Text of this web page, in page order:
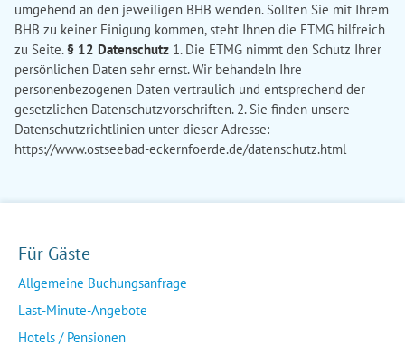
umgehend an den jeweiligen BHB wenden. Sollten Sie mit Ihrem
BHB zu keiner Einigung kommen, steht Ihnen die ETMG hilfreich
zu Seite.§ 12 Datenschutz 1. Die ETMG nimmt den Schutz Ihrer
persönlichen Daten sehr ernst. Wir behandeln Ihre
personenbezogenen Daten vertraulich und entsprechend der
gesetzlichen Datenschutzvorschriften. 2. Sie finden unsere
Datenschutzrichtlinien unter dieser Adresse:
https://www.ostseebad-eckernfoerde.de/datenschutz.html
Für Gäste
Allgemeine Buchungsanfrage
Last-Minute-Angebote
Hotels / Pensionen